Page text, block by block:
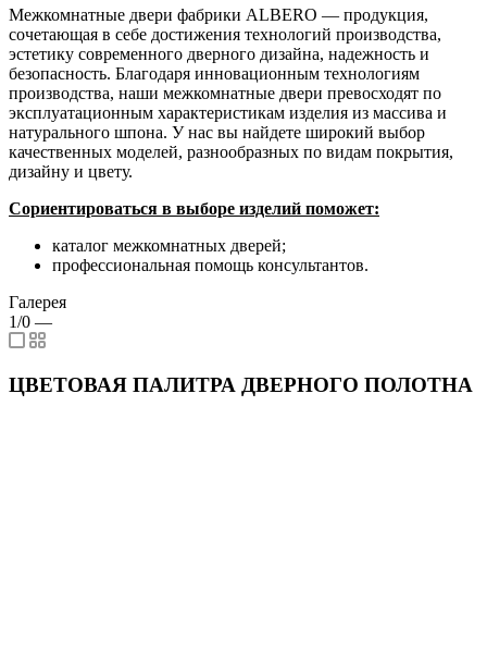
Межкомнатные двери фабрики ALBERO — продукция,
сочетающая в себе достижения технологий производства,
эстетику современного дверного дизайна, надежность и
безопасность. Благодаря инновационным технологиям
производства, наши межкомнатные двери превосходят по
эксплуатационным характеристикам изделия из массива и
натурального шпона. У нас вы найдете широкий выбор
качественных моделей, разнообразных по видам покрытия,
дизайну и цвету.
Сориентироваться в выборе изделий поможет:
каталог межкомнатных дверей;
профессиональная помощь консультантов.
Галерея
1/0 —
ЦВЕТОВАЯ ПАЛИТРА ДВЕРНОГО ПОЛОТНА